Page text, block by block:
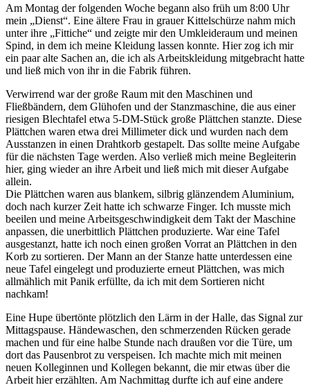
Am Montag der folgenden Woche begann also früh um 8:00 Uhr
mein
Dienst . Eine ältere Frau in grauer Kittelschürze nahm mich
unter ihre
Fittiche
und zeigte mir den Umkleideraum und meinen
Spind, in dem ich meine Kleidung lassen konnte. Hier zog ich mir
ein paar alte Sachen an, die ich als Arbeitskleidung mitgebracht hatte
und ließ mich von ihr in die Fabrik führen.
Verwirrend war der große Raum mit den Maschinen und
Fließbändern, dem Glühofen und der Stanzmaschine, die aus einer
riesigen Blechtafel etwa 5-DM-Stück große Plättchen stanzte. Diese
Plättchen waren etwa drei Millimeter dick und wurden nach dem
Ausstanzen in einen Drahtkorb gestapelt. Das sollte meine Aufgabe
für die nächsten Tage werden. Also verließ mich meine Begleiterin
hier, ging wieder an ihre Arbeit und ließ mich mit dieser Aufgabe
allein.
Die Plättchen waren aus blankem, silbrig glänzendem Aluminium,
doch nach kurzer Zeit hatte ich schwarze Finger. Ich musste mich
beeilen und meine Arbeitsgeschwindigkeit dem Takt der Maschine
anpassen, die unerbittlich Plättchen produzierte. War eine Tafel
ausgestanzt, hatte ich noch einen großen Vorrat an Plättchen in den
Korb zu sortieren. Der Mann an der Stanze hatte unterdessen eine
neue Tafel eingelegt und produzierte erneut Plättchen, was mich
allmählich mit Panik erfüllte, da ich mit dem Sortieren nicht
nachkam!
Eine Hupe übertönte plötzlich den Lärm in der Halle, das Signal zur
Mittagspause. Händewaschen, den schmerzenden Rücken gerade
machen und für eine halbe Stunde nach draußen vor die Türe, um
dort das Pausenbrot zu verspeisen. Ich machte mich mit meinen
neuen Kolleginnen und Kollegen bekannt, die mir etwas über die
Arbeit hier erzählten. Am Nachmittag durfte ich auf eine andere